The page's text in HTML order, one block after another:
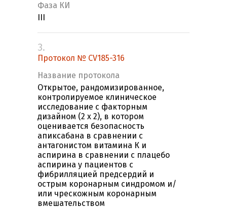
Фаза КИ
3.
Протокол № CV185-316
Название протокола
Открытое, рандомизированное,
контролируемое клиническое
исследование с факторным
дизайном (2 х 2), в котором
оценивается безопасность
апиксабана в сравнении с
антагонистом витамина К и
аспирина в сравнении с плацебо
аспирина у пациентов с
фибрилляцией предсердий и
острым коронарным синдромом и/
или чрескожным коронарным
вмешательством